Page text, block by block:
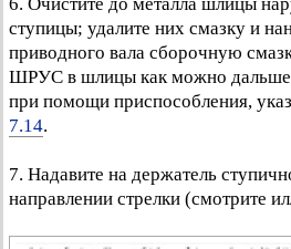
ступицы; удалите них смазку и
приводного вала сборочную
ШРУС в шлицы как можно дальше,
при помощи приспособления,
7.14.
7. Надавите на держатель
направлении стрелки (смотрите